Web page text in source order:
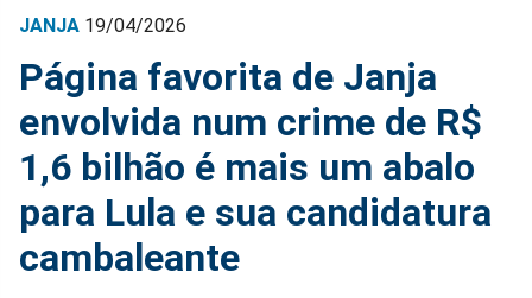
JANJA 19/04/2026
Página favorita de Janja
envolvida num crime de R$
1,6 bilhão é mais um abalo
para Lula e sua candidatura
cambaleante